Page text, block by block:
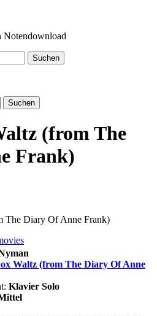
Notendownload
(from The
Frank)
The Diary Of Anne Frank)
Waltz (from The Diary Of Anne
Klavier Solo